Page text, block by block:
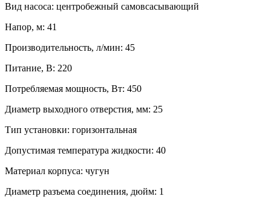
Вид насоса: центробежный самовсасывающий
Напор, м: 41
Производительность, л/мин: 45
Питание, В: 220
Потребляемая мощность, Вт: 450
Диаметр выходного отверстия, мм: 25
Тип установки: горизонтальная
Допустимая температура жидкости: 40
Материал корпуса: чугун
Диаметр разъема соединения, дюйм: 1